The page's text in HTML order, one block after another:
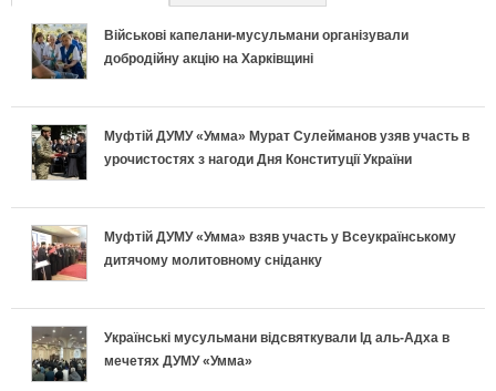
Військові капелани-мусульмани організували
добродійну акцію на Харківщині
Муфтій ДУМУ «Умма» Мурат Сулейманов узяв участь в
урочистостях з нагоди Дня Конституції України
Муфтій ДУМУ «Умма» взяв участь у Всеукраїнському
дитячому молитовному сніданку
Українські мусульмани відсвяткували Ід аль-Адха в
мечетях ДУМУ «Умма»